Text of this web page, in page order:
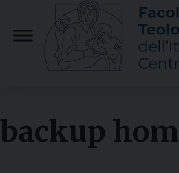
content
backup